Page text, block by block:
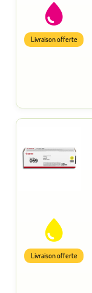
Livraison offerte
Livraison offerte